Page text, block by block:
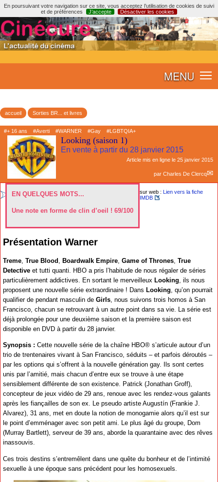
En poursuivant votre navigation sur ce site, vous acceptez l’utilisation de cookies de suivi
et de préférences
J’accepte Désactiver les cookies
MENU
accueil Sorties BR... et livres
#+ 16 ans #Averti #WARNER #Gay #LGBTQIA+
Looking (saison 1)
En vente à partir du 28 janvier 2015
Article mis en ligne le 25 janvier 2015
par Charles De Clercq
EN QUELQUES MOTS...
Une note en forme de clin d’oeil ! 69/100
sur web : Lien vers la fiche
IMDB
Présentation Warner
Treme True Blood Boardwalk Empire Game of Thrones True
Detective et tutti quanti. HBO a pris l’habitude de nous régaler de séries
particulièrement addictives. En sortant le merveilleux Looking , ils nous
proposent une nouvelle série extraordinaire ! Dans Looking , qu’on pourrait
qualifier de pendant masculin de Girls , nous suivons trois homos à San
Francisco, chacun se retrouvant à un autre point dans sa vie. La série est
déjà prolongée pour une deuxième saison et la première saison est
disponible en DVD à partir du 28 janvier.
Synopsis : Cette nouvelle série de la chaîne HBO® s’articule autour d’un
trio de trentenaires vivant à San Francisco, séduits – et parfois déroutés –
par les options qui s’offrent à la nouvelle génération gay. Ils sont certes
unis par l’amitié, mais chacun d’entre eux se trouve à une étape
sensiblement différente de son existence. Patrick (Jonathan Groff),
concepteur de jeux vidéo de 29 ans, renoue avec les rendez-vous galants
après les fiançailles de son ex. Le pseudo artiste Augustín (Frankie J.
Alvarez), 31 ans, met en doute la notion de monogamie alors qu’il est sur
le point d’emménager avec son petit ami. Le plus âgé du groupe, Dom
(Murray Bartlett), serveur de 39 ans, aborde la quarantaine avec des rêves
inassouvis.
Ces trois destins s’entremêlent dans une quête du bonheur et de l’intimité
sexuelle à une époque sans précédent pour les homosexuels.